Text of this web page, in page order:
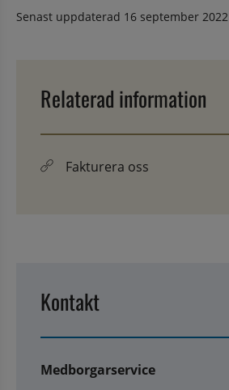
Senast uppdaterad 16 september 2022
Relaterad information
Fakturera oss
Kontakt
Medborgarservice